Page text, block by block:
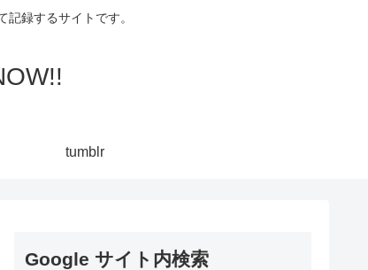
録するサイトです。
tumblr
Google サイト内検索